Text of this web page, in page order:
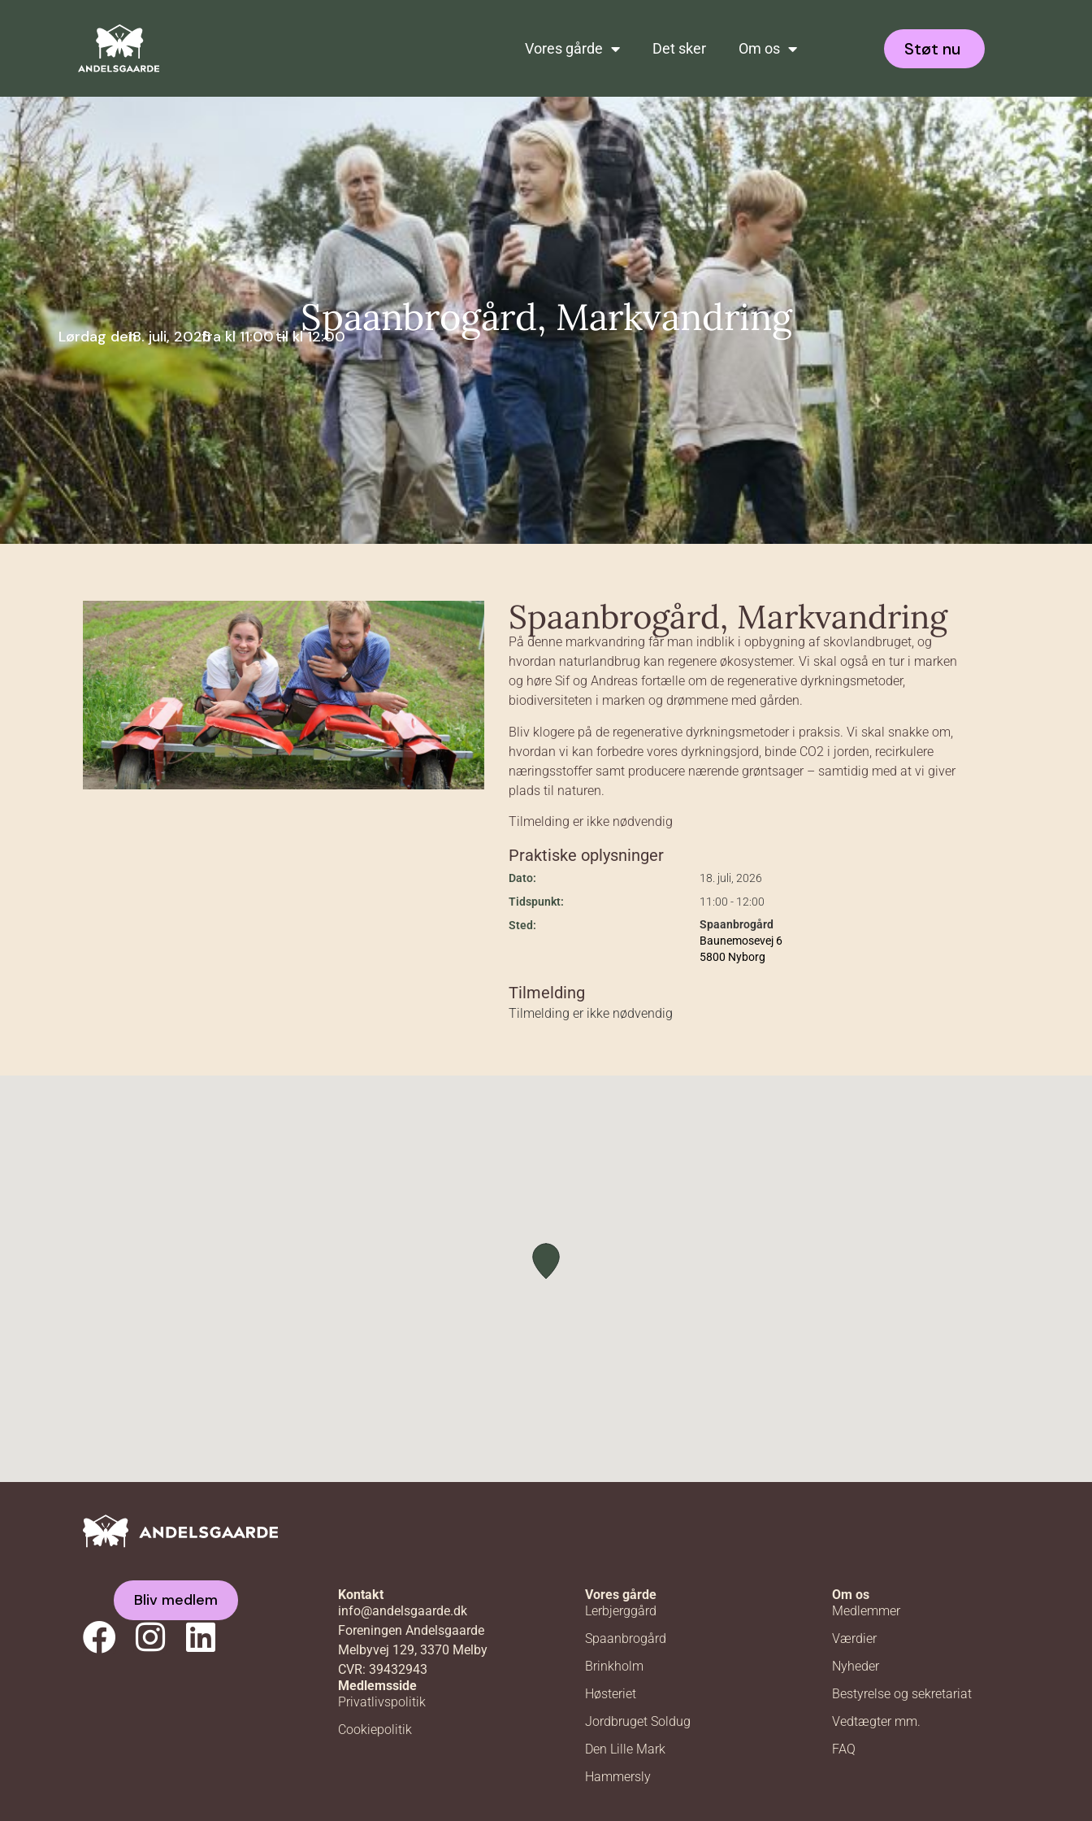
Vores gårde Det sker Om os Støt nu
Spaanbrogård, Markvandring
Lørdag den18. juli, 2026fra kl 11:00 –til kl 12:00
Spaanbrogård, Markvandring
På denne markvandring får man indblik i opbygning af skovlandbruget, og
hvordan naturlandbrug kan regenere økosystemer. Vi skal også en tur i marken
og høre Sif og Andreas fortælle om de regenerative dyrkningsmetoder,
biodiversiteten i marken og drømmene med gården.
Bliv klogere på de regenerative dyrkningsmetoder i praksis. Vi skal snakke om,
hvordan vi kan forbedre vores dyrkningsjord, binde CO2 i jorden, recirkulere
næringsstoffer samt producere nærende grøntsager – samtidig med at vi giver
plads til naturen.
Tilmelding er ikke nødvendig
Praktiske oplysninger
Dato:
18. juli, 2026
Tidspunkt:
11:00 - 12:00
Sted:
Spaanbrogård
Baunemosevej 6
5800 Nyborg
Tilmelding
Tilmelding er ikke nødvendig
Bliv medlem
Kontakt
info@andelsgaarde.dk
Foreningen Andelsgaarde
Melbyvej 129, 3370 Melby
CVR: 39432943
Medlemsside
Privatlivspolitik
Cookiepolitik
Vores gårde
Lerbjerggård
Spaanbrogård
Brinkholm
Høsteriet
Jordbruget Soldug
Den Lille Mark
Hammersly
Om os
Medlemmer
Værdier
Nyheder
Bestyrelse og sekretariat
Vedtægter mm.
FAQ